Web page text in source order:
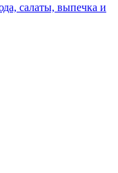
салаты, выпечка и